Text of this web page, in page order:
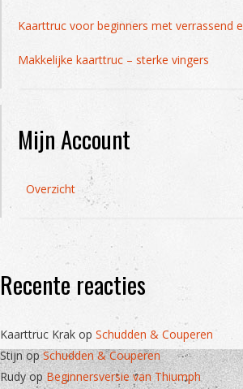
Kaarttruc voor beginners met verrassend
Makkelijke kaarttruc – sterke vingers
Mijn Account
Overzicht
Recente reacties
Kaarttruc Krak op Schudden & Couperen
StijnopSchudden & Couperen
RudyopBeginnersversie van Thiumph